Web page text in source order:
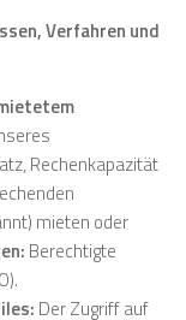
Verfahren und
Rechenkapazität
mieten oder
Berechtigte
Der Zugriff auf